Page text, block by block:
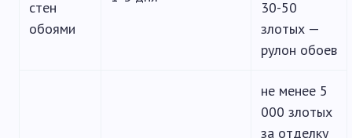
стен
обоями
30-50
злотых —
рулон обоев
не менее 5
000 злотых
за отделку